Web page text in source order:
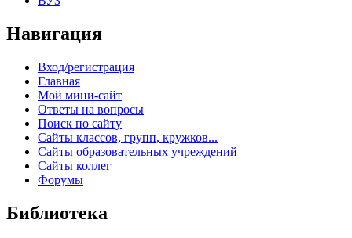
Навигация
Вход/регистрация
Главная
Мой мини-сайт
Ответы на вопросы
Поиск по сайту
Сайты классов, групп, кружков...
Сайты образовательных учреждений
Сайты коллег
Форумы
Библиотека